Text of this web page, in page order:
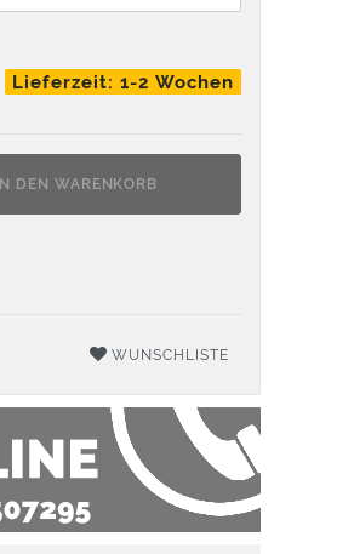
Lieferzeit: 1-2 Wochen
IN DEN WARENKORB
WUNSCHLISTE